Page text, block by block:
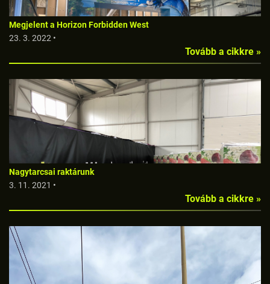
Megjelent a Horizon Forbidden West
23. 3. 2022 •
Tovább a cikkre »
Nagytarcsai raktárunk
3. 11. 2021 •
Tovább a cikkre »